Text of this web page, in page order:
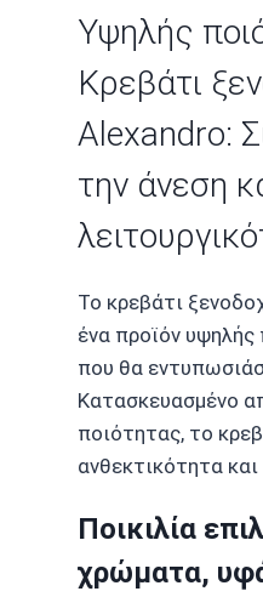
Υψηλής
Κρεβάτι
Alexandro:
την άνεση
Το κρεβάτι
ένα προϊόν
που θα
Κατασκευασμένο
ποιότητας, το
ανθεκτικότητα
Ποικιλία
χρώματα,